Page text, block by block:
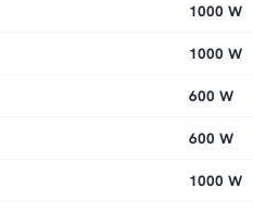
1000 W
1000 W
600 W
600 W
1000 W